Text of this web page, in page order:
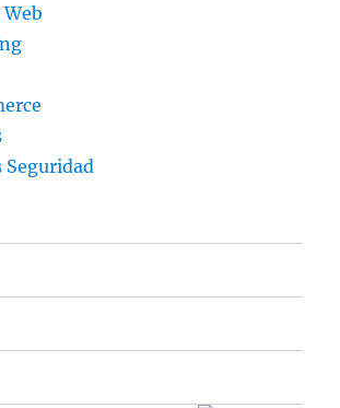
Seguridad